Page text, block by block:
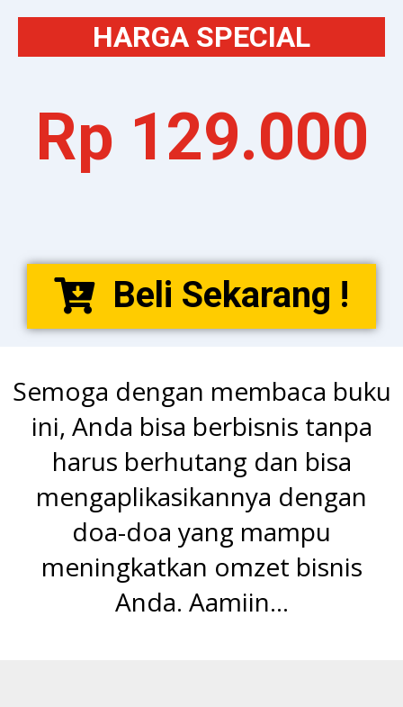
HARGA SPECIAL
Rp 129.000
Beli Sekarang !
Semoga dengan membaca buku
ini, Anda bisa berbisnis tanpa
harus berhutang dan bisa
mengaplikasikannya dengan
doa-doa yang mampu
meningkatkan omzet bisnis
Anda. Aamiin…